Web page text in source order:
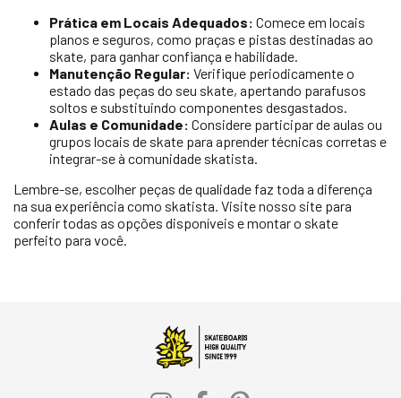
Prática em Locais Adequados: Comece em locais
planos e seguros, como praças e pistas destinadas ao
skate, para ganhar confiança e habilidade.
Manutenção Regular: Verifique periodicamente o
estado das peças do seu skate, apertando parafusos
soltos e substituindo componentes desgastados.
Aulas e Comunidade: Considere participar de aulas ou
grupos locais de skate para aprender técnicas corretas e
integrar-se à comunidade skatista.
Lembre-se, escolher peças de qualidade faz toda a diferença
na sua experiência como skatista. Visite nosso site para
conferir todas as opções disponíveis e montar o skate
perfeito para você.